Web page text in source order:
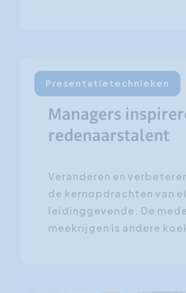
Presentatietechnieken
23 maart 2010
Managers
redenaarstalent
Veranderen en
de kernopdrachten van
leidinggevende. De
meekrijgen is andere